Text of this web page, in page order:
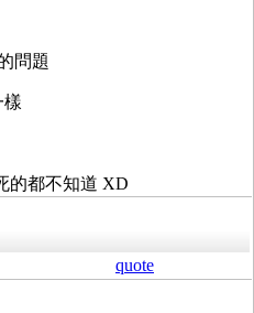
問題
樣
的都不知道 XD
quote